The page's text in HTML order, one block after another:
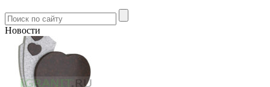
Новости